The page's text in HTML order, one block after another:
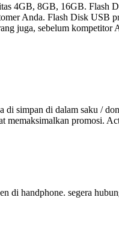
4GB, 8GB, 16GB.
Anda. Flash Disk USB
juga, sebelum kompetitor
simpan di dalam saku /
memaksimalkan promosi.
handphone. segera